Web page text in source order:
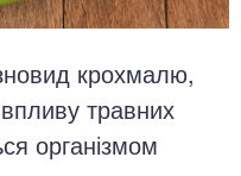
крохмалю,
травних
організмом